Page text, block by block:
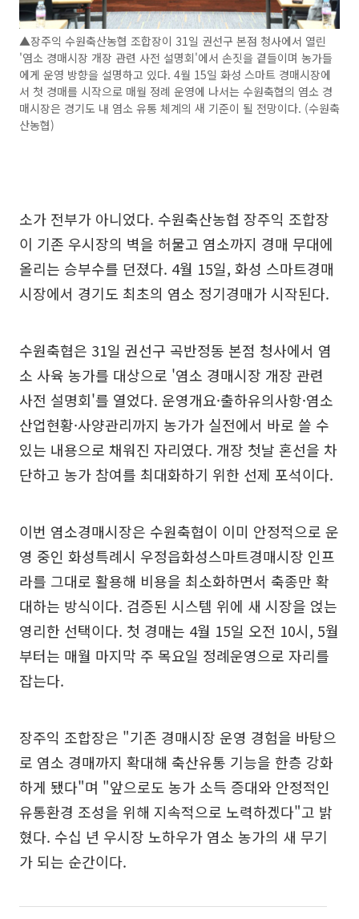
▲장주익 수원축산농협 조합장이 31일 권선구 본점 청사에서 열린
'염소 경매시장 개장 관련 사전 설명회'에서 손짓을 곁들이며 농가들
에게 운영 방향을 설명하고 있다. 4월 15일 화성 스마트 경매시장에
서 첫 경매를 시작으로 매월 정례 운영에 나서는 수원축협의 염소 경
매시장은 경기도 내 염소 유통 체계의 새 기준이 될 전망이다. (수원축
산농협)
소가 전부가 아니었다. 수원축산농협 장주익 조합장
이 기존 우시장의 벽을 허물고 염소까지 경매 무대에
올리는 승부수를 던졌다. 4월 15일, 화성 스마트경매
시장에서 경기도 최초의 염소 정기경매가 시작된다.
수원축협은 31일 권선구 곡반정동 본점 청사에서 염
소 사육 농가를 대상으로 '염소 경매시장 개장 관련
사전 설명회'를 열었다. 운영개요·출하유의사항·염소
산업현황·사양관리까지 농가가 실전에서 바로 쓸 수
있는 내용으로 채워진 자리였다. 개장 첫날 혼선을 차
단하고 농가 참여를 최대화하기 위한 선제 포석이다.
이번 염소경매시장은 수원축협이 이미 안정적으로 운
영 중인 화성특례시 우정읍화성스마트경매시장 인프
라를 그대로 활용해 비용을 최소화하면서 축종만 확
대하는 방식이다. 검증된 시스템 위에 새 시장을 얹는
영리한 선택이다. 첫 경매는 4월 15일 오전 10시, 5월
부터는 매월 마지막 주 목요일 정례운영으로 자리를
잡는다.
장주익 조합장은 "기존 경매시장 운영 경험을 바탕으
로 염소 경매까지 확대해 축산유통 기능을 한층 강화
하게 됐다"며 "앞으로도 농가 소득 증대와 안정적인
유통환경 조성을 위해 지속적으로 노력하겠다"고 밝
혔다. 수십 년 우시장 노하우가 염소 농가의 새 무기
가 되는 순간이다.